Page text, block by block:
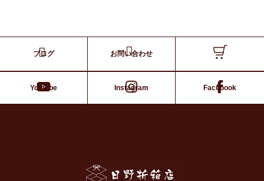
ブログ お問い合わせ
Youtube Instagram Facebook